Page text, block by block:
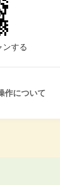
ンする
作について